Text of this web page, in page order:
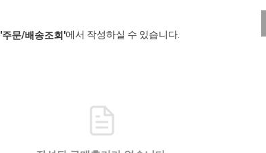
'주문/배송조회'에서 작성하실 수 있습니다.